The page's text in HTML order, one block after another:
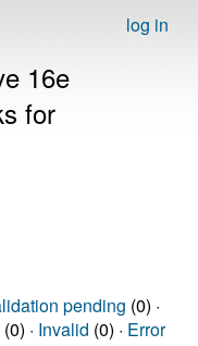
log in
16e
for
pending (0) ·
(0) · Invalid (0) · Error